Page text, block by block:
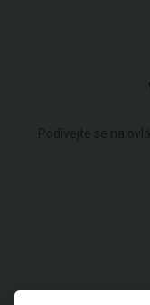
Podívejte se na